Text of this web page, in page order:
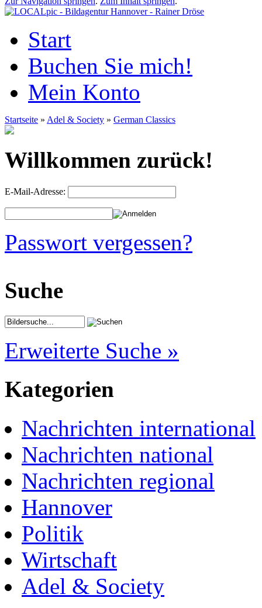
Start
Buchen Sie mich!
Mein Konto
Startseite » Adel & Society » German Classics
Willkommen zurück!
E-Mail-Adresse:
Passwort vergessen?
Suche
Erweiterte Suche »
Kategorien
Nachrichten international
Nachrichten national
Nachrichten regional
Hannover
Politik
Wirtschaft
Adel & Society